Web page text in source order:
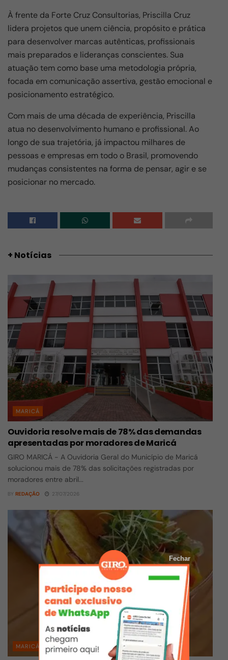
À frente da Forte Cruz Consultorias, Priscilla Cruz
lidera projetos que unem ciência, propósito e prática
para desenvolver marcas autênticas, profissionais
mais preparados e lideranças conscientes. Sua
atuação tem como base uma metodologia própria,
focada em comunicação assertiva, gestão emocional e
posicionamento estratégico.
Com mais de uma década de experiência, Priscilla
atua no desenvolvimento humano e profissional. Ao
longo de sua trajetória, já impactou milhares de
pessoas e empresas em todo o Brasil, promovendo
mudanças consistentes na forma de pensar, agir e se
posicionar no mercado.
+ Notícias
MARICÁ
Ouvidoria resolve mais de 78% das demandas
apresentadas por moradores de Maricá
GIRO MARICÁ - A Ouvidoria Geral do Município de Maricá
solucionou mais de 78% das solicitações registradas por
moradores entre abril...
BY REDAÇÃO 27/07/2026
MARICÁ
Fechar